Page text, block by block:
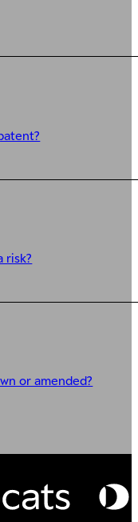
risk?
or amended?